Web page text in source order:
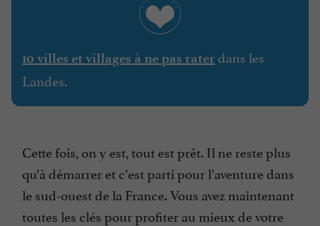
10 villes et villages à ne pas raterdans les
Landes.
Cette fois, on y est, tout est prêt. Il ne reste plus
qu’à démarrer et c’est parti pour l’aventure dans
le sud-ouest de la France. Vous avez maintenant
toutes les clés pour profiter au mieux de votre